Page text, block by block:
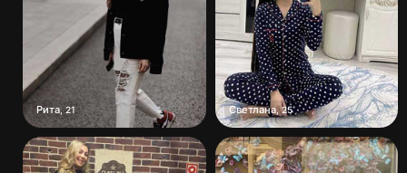
Рита ,21 Светлана,25